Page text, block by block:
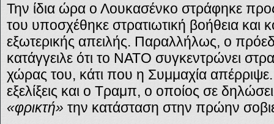
Την ίδια ώρα ο Λουκασένκο στράφηκε
του υποσχέθηκε στρατιωτική βοήθεια και
εξωτερικής απειλής. Παραλλήλως, ο
κατάγγειλε ότι το ΝΑΤΟ συγκεντρώνει
χώρας του, κάτι που η Συμμαχία απέρριψε.
εξελίξεις και ο Τραμπ, ο οποίος σε
«φρικτή» την κατάσταση στην πρώην